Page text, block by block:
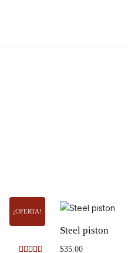
¡OFERTA!
Steel piston
$35.00